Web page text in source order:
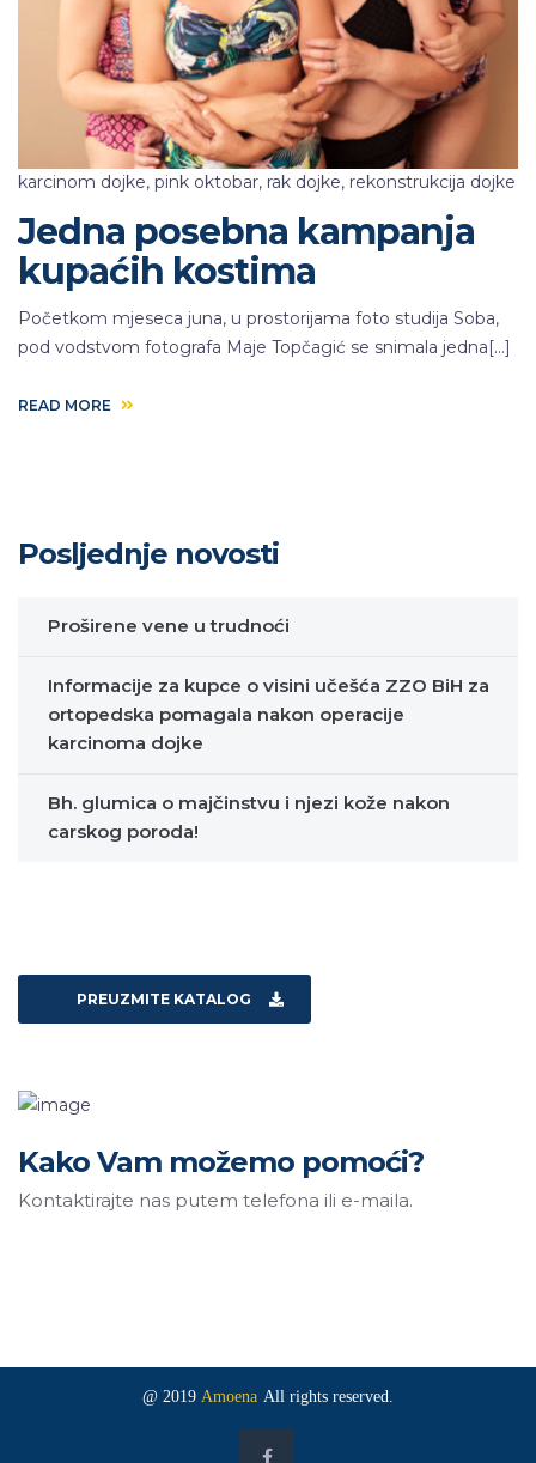
karcinom dojke, pink oktobar, rak dojke, rekonstrukcija dojke
Jedna posebna kampanja
kupaćih kostima
Početkom mjeseca juna, u prostorijama foto studija Soba,
pod vodstvom fotografa Maje Topčagić se snimala jedna[…]
READ MORE
Posljednje novosti
Proširene vene u trudnoći
Informacije za kupce o visini učešća ZZO BiH za
ortopedska pomagala nakon operacije
karcinoma dojke
Bh. glumica o majčinstvu i njezi kože nakon
carskog poroda!
PREUZMITE KATALOG
Kako Vam možemo pomoći?
Kontaktirajte nas putem telefona ili e-maila.
@ 2019 Amoena All rights reserved.